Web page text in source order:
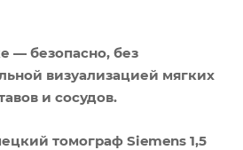
— безопасно, без
визуализацией мягких
и сосудов.
томограф Siemens 1,5